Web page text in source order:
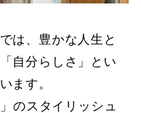
は、豊かな人生と
自分らしさ」とい
ます。
のスタイリッシュ